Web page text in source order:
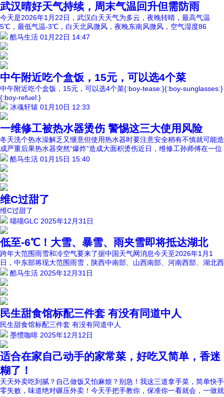
武汉晴好天气持续，周末气温回升但需防雨
今天是2026年1月22日，武汉白天天气为多云，夜晚转晴，最高气温
5℃，最低气温-3℃，白天北风微风，夜晚东南风微风，空气湿度86
酷马生活 01月22日 14:47
中午附近吃个盒饭，15元，可以选4个菜
中午附近吃个盒饭，15元，可以选4个菜{:boy-tease:}{:boy-sunglasses:}
{:boy-refuel:}
冰魂轩辕 01月10日 12:33
一维修工被热水器烫伤 警惕这三大使用风险
冬天洗个热水澡解乏又惬意但使用热水器时要注意安全稍有不慎就可能造
成严重后果热水器突然“爆炸”造成大面积烫伤近日，维修工孙师傅在一位
酷马生活 01月15日 15:40
维C过甜了
维C过甜了
喵喵GLC 2025年12月31日
低至-6℃！大雪、暴雪、雨夹雪即将抵达湖北
跨年大范围雨雪和冷空气要来了据中国天气网消息今天至2026年1月1
日，中东部将现大范围雨雪，陕西中南部、山西南部、河南西部、湖北西
酷马生活 2025年12月31日
民生甜食馆标配三件套 有没有同道中人
民生甜食馆标配三件套 有没有同道中人
墨惯咖啡 2025年12月12日
适合在家自己动手的家常菜，好吃又简单，香迷
糊了！
天天外卖吃到腻？自己做饭又怕麻烦？别急！我这三道拿手菜，简单快手
零失败，味道绝对碾压外卖！今天手把手教你，保准你一看就会，一做就